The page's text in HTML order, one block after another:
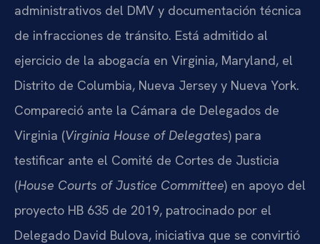
administrativos del DMV y documentación técnica
de infracciones de tránsito. Está admitido al
ejercicio de la abogacía en Virginia, Maryland, el
Distrito de Columbia, Nueva Jersey y Nueva York.
Compareció ante la Cámara de Delegados de
Virginia (Virginia House of Delegates) para
testificar ante el Comité de Cortes de Justicia
(House Courts of Justice Committee) en apoyo del
proyecto HB 635 de 2019, patrocinado por el
Delegado David Bulova, iniciativa que se convirtió